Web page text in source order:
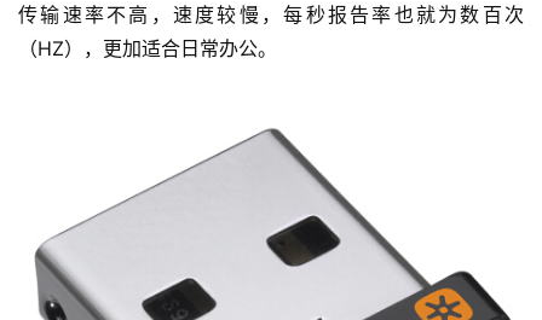
传输速率不高，速度较慢，每秒报告率也就为数百次
（HZ），更加适合日常办公。